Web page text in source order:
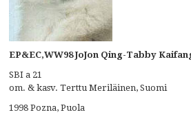
EP&EC,WW98 JoJon Qing-Tabby
SBI a 21
om. & kasv. Terttu Meriläinen, Suomi
1998 Pozna, Puola